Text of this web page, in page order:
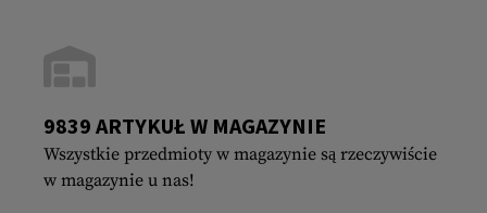
9839 ARTYKUŁ W MAGAZYNIE
Wszystkie przedmioty w magazynie są rzeczywiście
w magazynie u nas!